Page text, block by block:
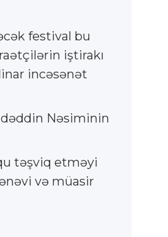
festival bu
iştirakı
incəsənət
Nəsiminin
təşviq etməyi
və müasir